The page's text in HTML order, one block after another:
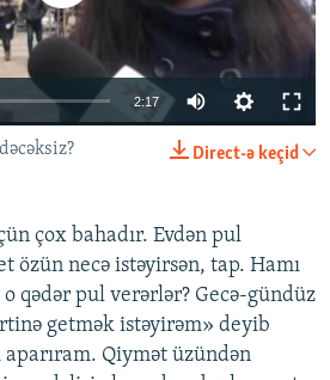
STANDARTLARIMIZ
2:17
Direct-ə keçid
çox bahadır. Evdən pul
özün necə istəyirsən, tap. Hamı
qədər pul verərlər? Gecə-gündüz
getmək istəyirəm» deyib
aparıram. Qiymət üzündən